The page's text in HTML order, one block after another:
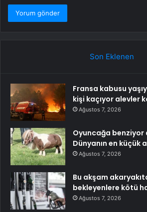
Son Eklenen
Fransa kabusu
kişi kaçıyor alevler
Ağustos 7, 2026
Oyuncağa benziyor
Dünyanın en küçük
Ağustos 7, 2026
Bu akşam
bekleyenlere kötü
Ağustos 7, 2026